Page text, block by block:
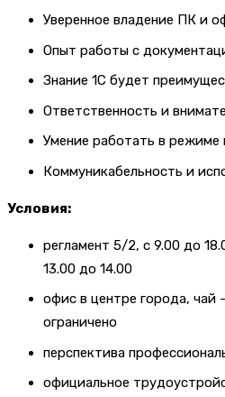
Уверенное владение ПК и
Опыт работы с
Знание 1С будет
Ответственность и
Умение работать в режиме
Коммуникабельность и
Условия:
регламент 5/2, с 9.00 до
13.00 до 14.00
офис в центре города, чай
ограничено
перспектива
официальное